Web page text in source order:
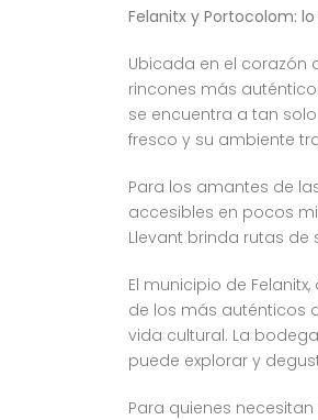
Felanitx y Portocolom:
Ubicada en el corazón
rincones más
se encuentra a tan
fresco y su ambiente
Para los amantes de
accesibles en pocos
Llevant brinda rutas
El municipio de
de los más auténticos
vida cultural. La
puede explorar y
Para quienes